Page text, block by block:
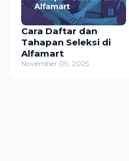
Cara Daftar dan
Tahapan Seleksi di
Alfamart
November 09, 2025